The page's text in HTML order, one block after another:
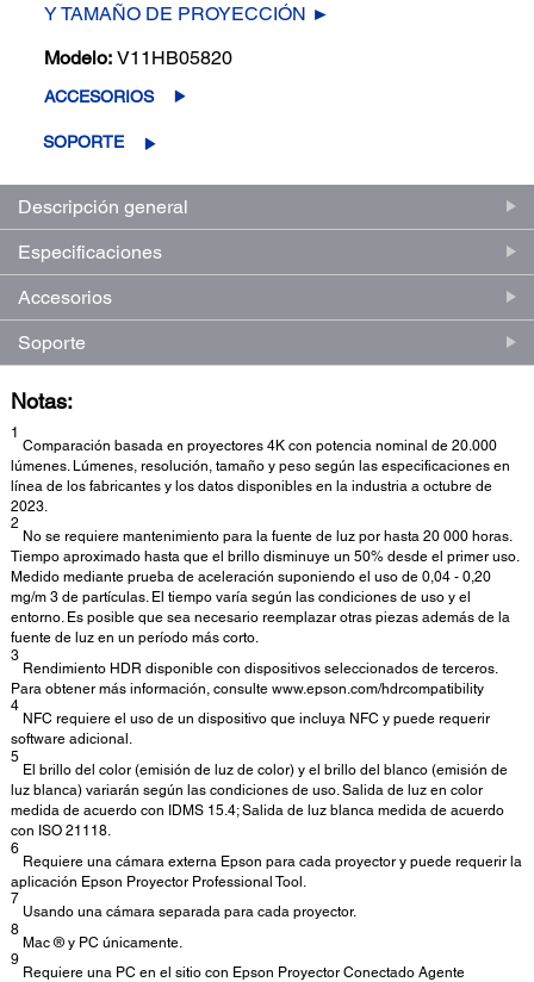
Y TAMAÑO DE PROYECCIÓN ►
Modelo: V11HB05820
ACCESORIOS
SOPORTE
Descripción general
Especificaciones
Accesorios
Soporte
Notas:
1
Comparación basada en proyectores 4K con potencia nominal de 20.000
lúmenes. Lúmenes, resolución, tamaño y peso según las especificaciones en
línea de los fabricantes y los datos disponibles en la industria a octubre de
2023.
2
No se requiere mantenimiento para la fuente de luz por hasta 20 000 horas.
Tiempo aproximado hasta que el brillo disminuye un 50% desde el primer uso.
Medido mediante prueba de aceleración suponiendo el uso de 0,04 - 0,20
mg/m 3 de partículas. El tiempo varía según las condiciones de uso y el
entorno. Es posible que sea necesario reemplazar otras piezas además de la
fuente de luz en un período más corto.
3
Rendimiento HDR disponible con dispositivos seleccionados de terceros.
Para obtener más información, consulte www.epson.com/hdrcompatibility
4
NFC requiere el uso de un dispositivo que incluya NFC y puede requerir
software adicional.
5
El brillo del color (emisión de luz de color) y el brillo del blanco (emisión de
luz blanca) variarán según las condiciones de uso. Salida de luz en color
medida de acuerdo con IDMS 15.4; Salida de luz blanca medida de acuerdo
con ISO 21118.
6
Requiere una cámara externa Epson para cada proyector y puede requerir la
aplicación Epson Proyector Professional Tool.
7
Usando una cámara separada para cada proyector.
8
Mac ® y PC únicamente.
9
Requiere una PC en el sitio con Epson Proyector Conectado Agente